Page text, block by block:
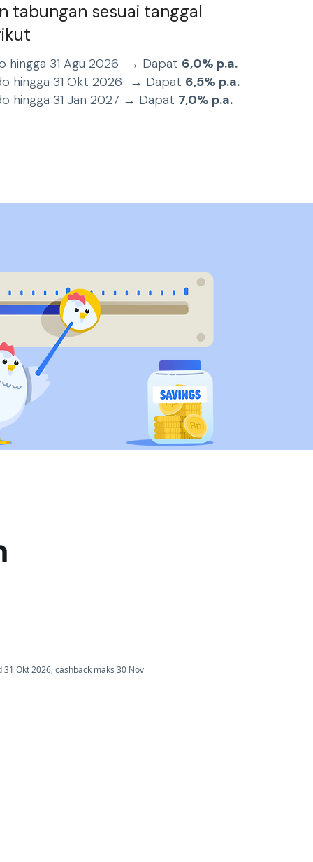
tabungan sesuai tanggal
hingga 31 Agu 2026 → Dapat 6,0% p.a.
hingga 31 Okt 2026 → Dapat 6,5% p.a.
hingga 31 Jan 2027 → Dapat 7,0% p.a.
Okt 2026, cashback maks 30 Nov